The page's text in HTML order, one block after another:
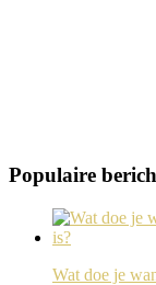
Populaire
Wat doe je